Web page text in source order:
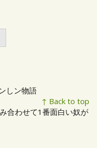
しン物語
↑ Back to top
合わせて1番面白い奴が